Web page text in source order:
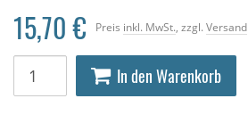
Preis inkl. MwSt. , zzgl. Versand
15,70 €
In den Warenkorb